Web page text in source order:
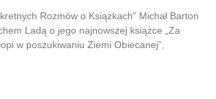
Rozmów o Książkach” Michał Barton
Ladą o jego najnowszej książce „Za
w poszukiwaniu Ziemi Obiecanej”,